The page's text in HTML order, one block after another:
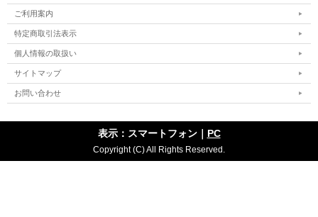
ご利用案内
特定商取引法表示
個人情報の取扱い
サイトマップ
お問い合わせ
表示：スマートフォン｜ PC
Copyright (C) All Rights Reserved.